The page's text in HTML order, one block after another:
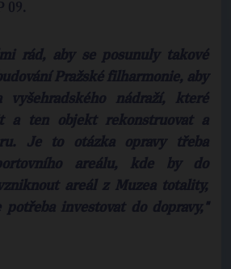
09.
rád, aby se posunuly takové
Pražské filharmonie, aby
vyšehradského nádraží, které
a ten objekt rekonstruovat a
Je to otázka opravy třeba
areálu, kde by do
areál z Muzea totality,
investovat do dopravy,"